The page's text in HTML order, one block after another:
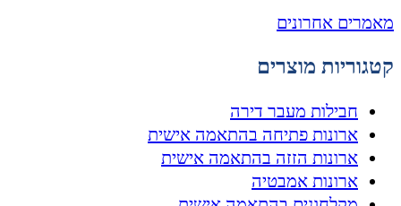
מאמרים אחרונים
קטגוריות מוצרים
חבילות מעבר דירה
ארונות פתיחה בהתאמה אישית
ארונות הזזה בהתאמה אישית
ארונות אמבטיה